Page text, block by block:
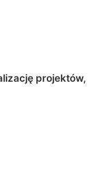
projektów,